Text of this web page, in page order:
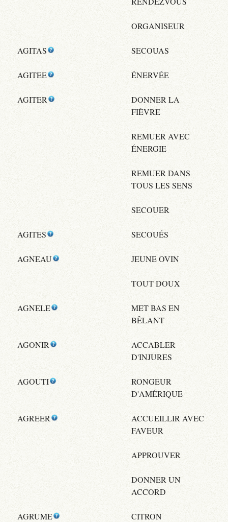
ORGANISEUR
AGITAS SECOUAS
AGITEE ÉNERVÉE
AGITER
DONNER LA
FIÈVRE
REMUER AVEC
ÉNERGIE
REMUER DANS
TOUS LES SENS
SECOUER
AGITES SECOUÉS
AGNEAU JEUNE OVIN
TOUT DOUX
AGNELE
MET BAS EN
BÊLANT
AGONIR
ACCABLER
D'INJURES
AGOUTI
RONGEUR
D'AMÉRIQUE
AGREER
ACCUEILLIR AVEC
FAVEUR
APPROUVER
DONNER UN
ACCORD
AGRUME CITRON